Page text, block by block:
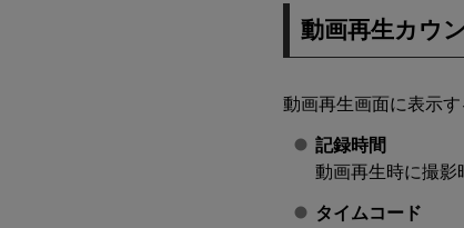
動画再生カウ
動画再生画面に表示す
記録時間
動画再生時に撮影
タイムコード